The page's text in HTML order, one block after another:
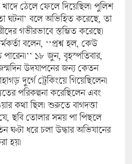
ঠেলে ফেলে দিয়েছিল। পুলিশ
ঘটনা’ বলে অভিহিত করেছে, তা
গভীরভাবে স্তম্ভিত করেছে।
বলেন, ‘‘প্রশ্ন হল, কেউ
১৮ জুন, বৃহস্পতিবার,
উদযাপনের জন্য কেতন
দুর্গে ট্রেকিংয়ে গিয়েছিলেন।
পরিকল্পনা করেছিলেন এবং
কথা ছিল। শুরুতে বাগদত্তা
ছবি তোলার সময় পা পিছলে
ঘণ্টা ধরে চলা উদ্ধার অভিযানের
হয়।